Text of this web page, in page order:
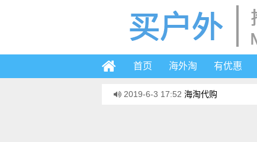
首页 海外淘 有优惠
2019-6-3 17:52 海淘代购